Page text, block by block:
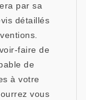
par sa
détaillés
faire de
de
à votre
vous